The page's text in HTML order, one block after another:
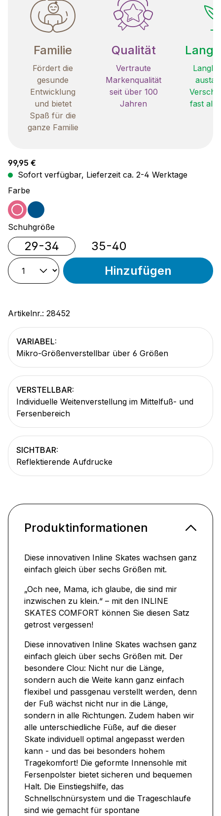
Familie
Fördert die
gesunde
Entwicklung
und bietet
Spaß für die
ganze Familie
Qualität
Vertraute
Markenqualität
seit über 100
Jahren
fast
Regulärer Preis:
99,95 €
Sofort verfügbar, Lieferzeit ca. 2-4 Werktage
Farbeauswählen
pinkblau
Schuhgrößeauswählen
29-34
35-40
Hinzufügen
Artikelnr.: 28452
VARIABEL:
Mikro-Größenverstellbar über 6 Größen
VERSTELLBAR:
Individuelle Weitenverstellung im Mittelfuß- und
Fersenbereich
SICHTBAR:
Reflektierende Aufdrucke
Produktinformationen
Diese innovativen Inline Skates wachsen ganz
einfach gleich über sechs Größen mit.
„Och nee, Mama, ich glaube, die sind mir
inzwischen zu klein.“ – mit den INLINE
SKATES COMFORT können Sie diesen Satz
getrost vergessen!
Diese innovativen Inline Skates wachsen ganz
einfach gleich über sechs Größen mit. Der
besondere Clou: Nicht nur die Länge,
sondern auch die Weite kann ganz einfach
flexibel und passgenau verstellt werden, denn
der Fuß wächst nicht nur in die Länge,
sondern in alle Richtungen. Zudem haben wir
alle unterschiedliche Füße, auf die dieser
Skate individuell optimal angepasst werden
kann - und das bei besonders hohem
Tragekomfort! Die geformte Innensohle mit
Fersenpolster bietet sicheren und bequemen
Halt. Die Einstiegshilfe, das
Schnellschnürsystem und die Trageschlaufe
sind wie gemacht für spontane